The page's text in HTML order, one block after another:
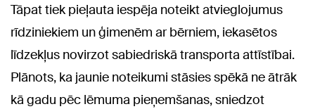
Tāpat tiek pieļauta iespēja noteikt atvieglojumus
rīdziniekiem un ģimenēm ar bērniem, iekasētos
līdzekļus novirzot sabiedriskā transporta attīstībai.
Plānots, ka jaunie noteikumi stāsies spēkā ne ātrāk
kā gadu pēc lēmuma pieņemšanas, sniedzot